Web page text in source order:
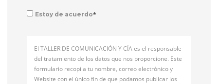
Estoy de acuerdo*
El TALLER DE COMUNICACIÓN Y CÍA es el responsable
del tratamiento de los datos que nos proporcione. Este
formulario recopila tu nombre, correo electrónico y
Website con el único fin de que podamos publicar los